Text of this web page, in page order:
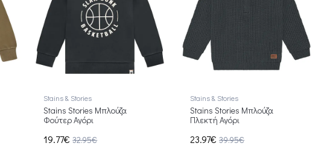
Stains & Stories
Stains Stories Μπλούζα
Φούτερ Αγόρι
19.77€ 32.95€
Stains & Stories
Stains Stories Μπλούζα
Πλεκτή Αγόρι
23.97€ 39.95€